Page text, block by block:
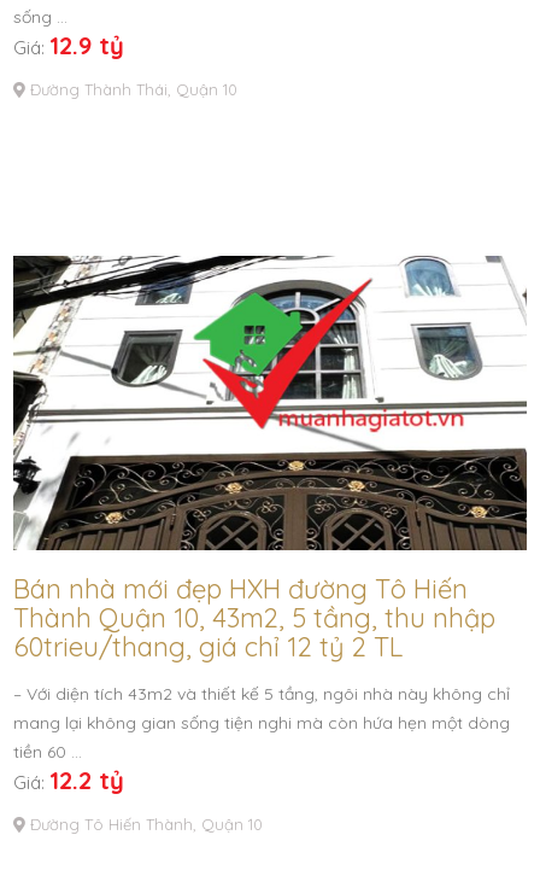
sống …
Giá: 12.9 tỷ
Đường Thành Thái, Quận 10
Bán nhà mới đẹp HXH đường Tô Hiến
Thành Quận 10, 43m2, 5 tầng, thu nhập
60trieu/thang, giá chỉ 12 tỷ 2 TL
– Với diện tích 43m2 và thiết kế 5 tầng, ngôi nhà này không chỉ
mang lại không gian sống tiện nghi mà còn hứa hẹn một dòng
tiền 60 …
Giá: 12.2 tỷ
Đường Tô Hiến Thành, Quận 10